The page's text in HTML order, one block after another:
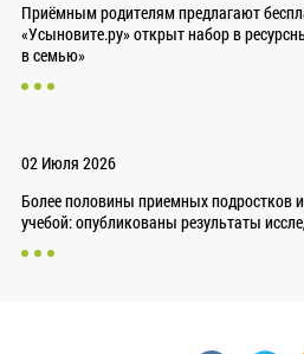
Приёмным родителям предлагают
«Усыновите.ру» открыт набор в
в семью»
02 Июля 2026
Более половины приемных подростков
учебой: опубликованы результаты